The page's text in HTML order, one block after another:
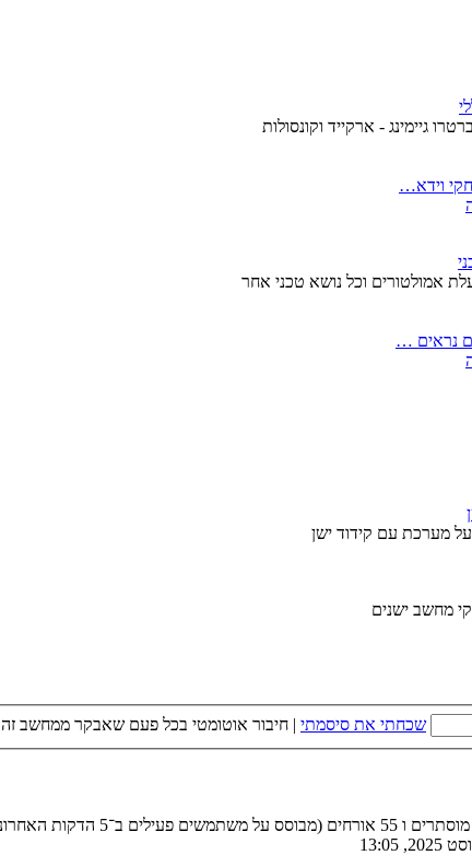
גיימינג - ארקייד וקונסולות
אמולטורים וכל נושא טכני אחר
מחשב ישנים
שכחתי את סיסמתי | חיבור אוטומטי בכל פעם שאבקר ממחשב זה